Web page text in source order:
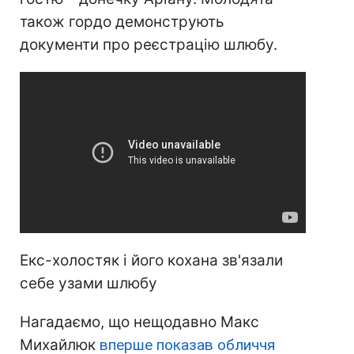
також гордо демонструють
документи про реєстрацію шлюбу.
Екс-холостяк і його кохана зв'язали
себе узами шлюбу
Нагадаємо, що нещодавно Макс
Михайлюк вперше показав обличчя